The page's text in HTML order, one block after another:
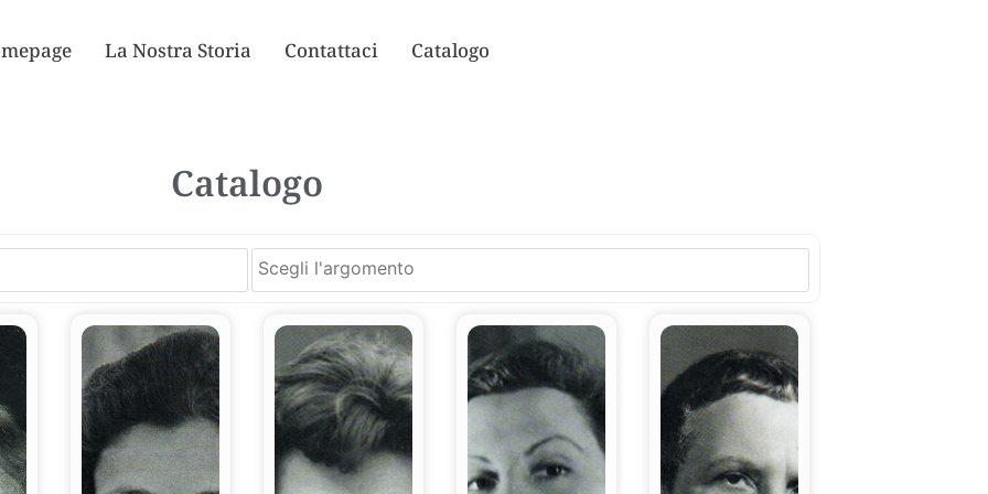
La Nostra Storia Contattaci Catalogo
Catalogo